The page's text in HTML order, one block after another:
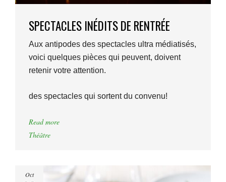
SPECTACLES INÉDITS DE RENTRÉE
Aux antipodes des spectacles ultra médiatisés,
voici quelques pièces qui peuvent, doivent
retenir votre attention.
des spectacles qui sortent du convenu!
Read more
Théâtre
Oct